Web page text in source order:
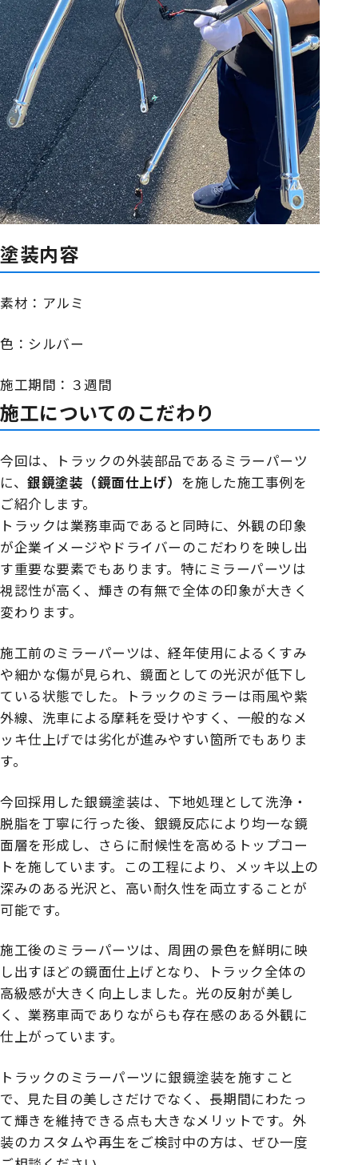
塗装内容
素材：アルミ
色：シルバー
施工期間：３週間
施工についてのこだわり
今回は、トラックの外装部品であるミラーパーツ
に、銀鏡塗装（鏡面仕上げ） を施した施工事例を
ご紹介します。
トラックは業務車両であると同時に、外観の印象
が企業イメージやドライバーのこだわりを映し出
す重要な要素でもあります。特にミラーパーツは
視認性が高く、輝きの有無で全体の印象が大きく
変わります。
施工前のミラーパーツは、経年使用によるくすみ
や細かな傷が見られ、鏡面としての光沢が低下し
ている状態でした。トラックのミラーは雨風や紫
外線、洗車による摩耗を受けやすく、一般的なメ
ッキ仕上げでは劣化が進みやすい箇所でもありま
す。
今回採用した銀鏡塗装は、下地処理として洗浄・
脱脂を丁寧に行った後、銀鏡反応により均一な鏡
面層を形成し、さらに耐候性を高めるトップコー
トを施しています。この工程により、メッキ以上の
深みのある光沢と、高い耐久性を両立することが
可能です。
施工後のミラーパーツは、周囲の景色を鮮明に映
し出すほどの鏡面仕上げとなり、トラック全体の
高級感が大きく向上しました。光の反射が美し
く、業務車両でありながらも存在感のある外観に
仕上がっています。
トラックのミラーパーツに銀鏡塗装を施すこと
で、見た目の美しさだけでなく、長期間にわたっ
て輝きを維持できる点も大きなメリットです。外
装のカスタムや再生をご検討中の方は、ぜひ一度